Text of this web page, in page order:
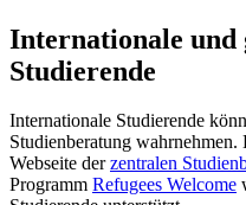
Internationale und
Studierende
Internationale Studierende
Studienberatung
Webseite derzentralen
Programm Refugees Welcome